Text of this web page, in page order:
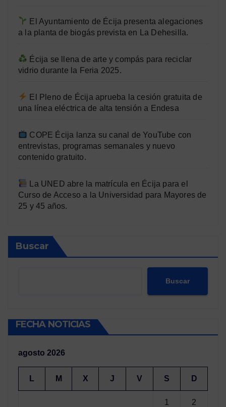
El Ayuntamiento de Écija presenta alegaciones
a la planta de biogás prevista en La Dehesilla.
Écija se llena de arte y compás para reciclar
vidrio durante la Feria 2025.
El Pleno de Écija aprueba la cesión gratuita de
una línea eléctrica de alta tensión a Endesa
COPE Écija lanza su canal de YouTube con
entrevistas, programas semanales y nuevo
contenido gratuito.
La UNED abre la matrícula en Écija para el
Curso de Acceso a la Universidad para Mayores de
25 y 45 años.
Buscar
Buscar
FECHA NOTICIAS
agosto 2026
L M X J V S D
1 2